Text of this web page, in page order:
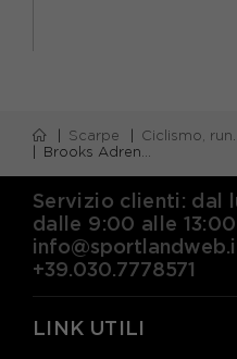
Scarpe Ciclismo, running e piscina
Brooks Adrenaline GTS 24 Navy Peony Nero - Scarpe Running Uomo
Servizio clienti: dal
dalle 9:00 alle 13:00
+39.030.7778571
LINK UTILI